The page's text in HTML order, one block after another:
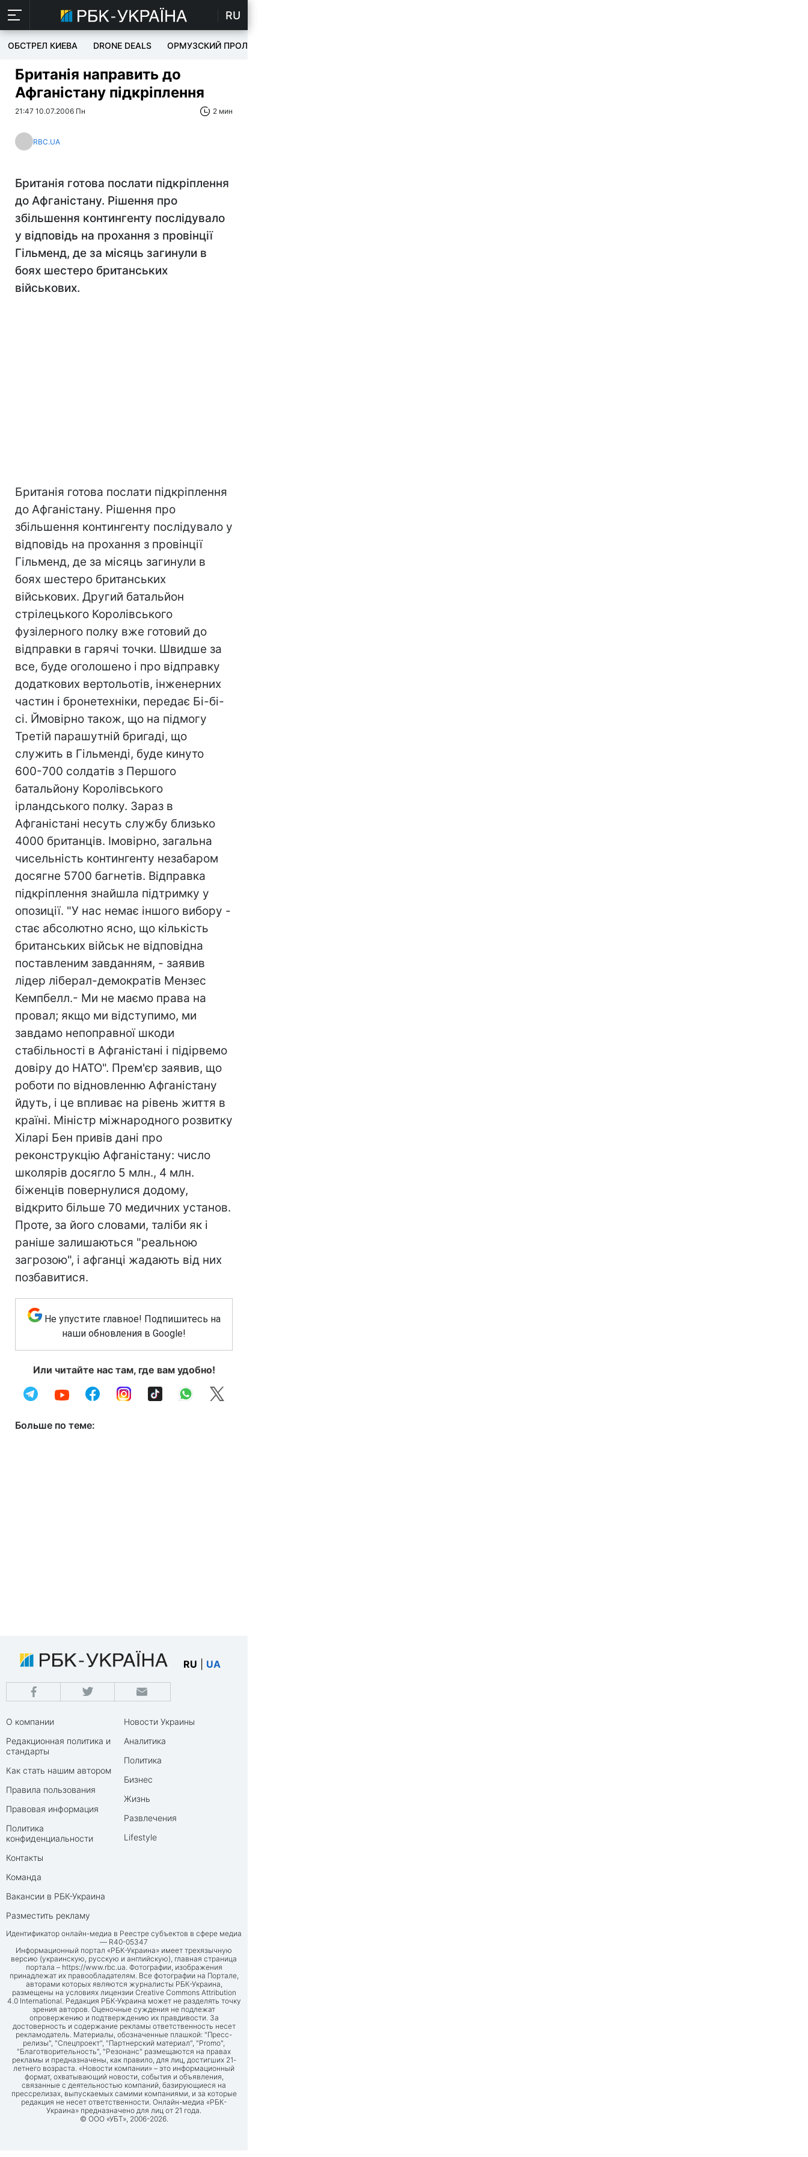
RU
ОБСТРЕЛ КИЕВА DRONE DEALS ОРМУЗСКИЙ ПРОЛИВ
Британія направить до
Афганістану підкріплення
21:47 10.07.2006 Пн 2 мин
RBC.UA
Британія готова послати підкріплення
до Афганістану. Рішення про
збільшення контингенту послідувало
у відповідь на прохання з провінції
Гільменд, де за місяць загинули в
боях шестеро британських
військових.
Британія готова послати підкріплення
до Афганістану. Рішення про
збільшення контингенту послідувало у
відповідь на прохання з провінції
Гільменд, де за місяць загинули в
боях шестеро британських
військових. Другий батальйон
стрілецького Королівського
фузілерного полку вже готовий до
відправки в гарячі точки. Швидше за
все, буде оголошено і про відправку
додаткових вертольотів, інженерних
частин і бронетехніки, передає Бі-бі-
сі. Ймовірно також, що на підмогу
Третій парашутній бригаді, що
служить в Гільменді, буде кинуто
600-700 солдатів з Першого
батальйону Королівського
ірландського полку. Зараз в
Афганістані несуть службу близько
4000 британців. Імовірно, загальна
чисельність контингенту незабаром
досягне 5700 багнетів. Відправка
підкріплення знайшла підтримку у
опозиції. "У нас немає іншого вибору -
стає абсолютно ясно, що кількість
британських військ не відповідна
поставленим завданням, - заявив
лідер ліберал-демократів Мензес
Кемпбелл.- Ми не маємо права на
провал; якщо ми відступимо, ми
завдамо непоправної шкоди
стабільності в Афганістані і підірвемо
довіру до НАТО". Прем'єр заявив, що
роботи по відновленню Афганістану
йдуть, і це впливає на рівень життя в
країні. Міністр міжнародного розвитку
Хіларі Бен привів дані про
реконструкцію Афганістану: число
школярів досягло 5 млн., 4 млн.
біженців повернулися додому,
відкрито більше 70 медичних установ.
Проте, за його словами, таліби як і
раніше залишаються "реальною
загрозою", і афганці жадають від них
позбавитися.
Не упустите главное! Подпишитесь на
наши обновления в Google!
Или читайте нас там, где вам удобно!
Больше по теме:
RU UA
О компании
Редакционная политика и
стандарты
Как стать нашим автором
Правила пользования
Правовая информация
Политика
конфиденциальности
Контакты
Команда
Вакансии в РБК-Украина
Разместить рекламу
Новости Украины
Аналитика
Политика
Бизнес
Жизнь
Развлечения
Lifestyle
Идентификатор онлайн-медиа в Реестре субъектов в сфере медиа
— R40-05347
Информационный портал «РБК-Украина» имеет трехязычную
версию (украинскую, русскую и английскую), главная страница
портала – https://www.rbc.ua. Фотографии, изображения
принадлежат их правообладателям. Все фотографии на Портале,
авторами которых являются журналисты РБК-Украина,
размещены на условиях лицензии Creative Commons Attribution
4.0 International. Редакция РБК-Украина может не разделять точку
зрения авторов. Оценочные суждения не подлежат
опровержению и подтверждению их правдивости. За
достоверность и содержание рекламы ответственность несет
рекламодатель. Материалы, обозначенные плашкой: "Пресс-
релизы", "Спецпроект", "Партнерский материал", "Promo",
"Благотворительность", "Резонанс" размещаются на правах
рекламы и предназначены, как правило, для лиц, достигших 21-
летнего возраста. «Новости компании» – это информационный
формат, охватывающий новости, события и объявления,
связанные с деятельностью компаний, базирующиеся на
прессрелизах, выпускаемых самими компаниями, и за которые
редакция не несет ответственности. Онлайн-медиа «РБК-
Украина» предназначено для лиц от 21 года.
© ООО «УБТ», 2006-2026.